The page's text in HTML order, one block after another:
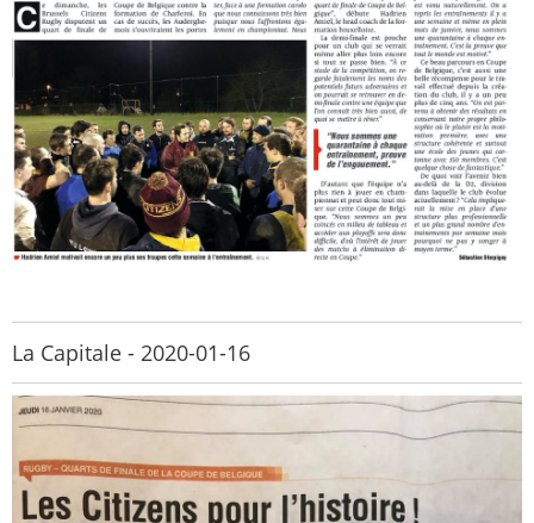
La Capitale - 2020-01-16